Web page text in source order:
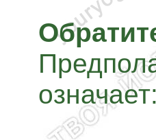
означает: